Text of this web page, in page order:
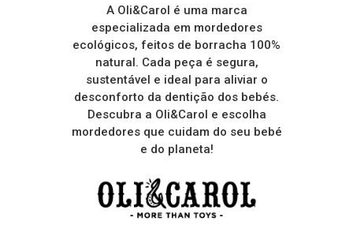
A Oli&Carol é uma marca
especializada em mordedores
ecológicos, feitos de borracha 100%
natural. Cada peça é segura,
sustentável e ideal para aliviar o
desconforto da dentição dos bebés.
Descubra a Oli&Carol e escolha
mordedores que cuidam do seu bebé
e do planeta!